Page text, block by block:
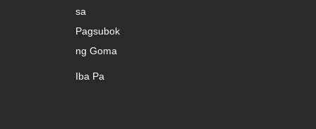
sa
Pagsubok
ng Goma
Iba Pa